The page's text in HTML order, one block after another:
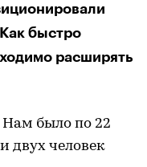
быстро
расширять
было по 22
двух человек